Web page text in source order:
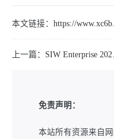
本文链接： https://
上一篇： SIW Enterprise 2024 v14.5.0827中文版
免责声明：
本站所有资源来自